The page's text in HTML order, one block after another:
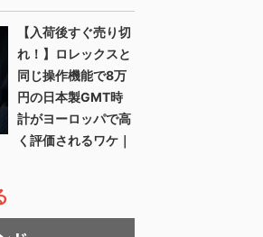
【入荷後すぐ売り切
れ！】ロレックスと
同じ操作機能で8万
円の日本製GMT時
計がヨーロッパで高
く評価されるワケ｜